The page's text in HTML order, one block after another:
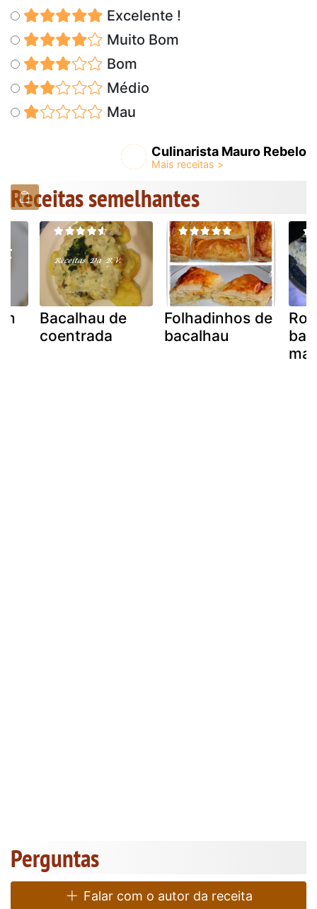
Excelente !
Muito Bom
Bom
Médio
Mau
Culinarista Mauro Rebelo
Receitas semelhantes
Bacalhau de
coentrada
Folhadinhos de
bacalhau
Perguntas
Falar com o autor da receita